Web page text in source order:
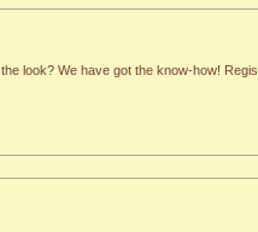
look? We have got the know-how!